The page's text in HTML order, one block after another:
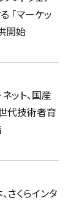
「マーケッ
開始
ット、国産
代技術者育
さくらインタ